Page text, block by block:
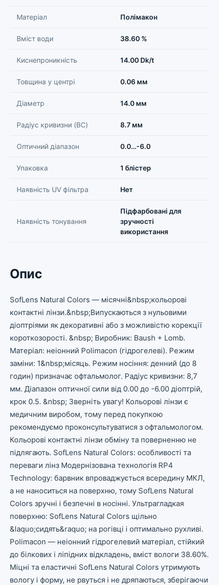
Матеріал Полімакон
Вміст води 38.60 %
Киснепроникність 14.00 Dk/t
Товщина у центрі 0.06 мм
Діаметр 14.0 мм
Радіус кривизни (BC) 8.7 мм
Оптичний діапазон 0.0…-6.0
Упаковка 1 блістер
Наявність UV фільтра Нет
Наявність тонування
Підфарбовані для
зручності
використання
Опис
SofLens Natural Colors — місячні&nbsp;кольорові
контактні лінзи.&nbsp;Випускаються з нульовими
діоптріями як декоративні або з можливістю корекції
короткозорості. &nbsp; Виробник: Baush + Lomb.
Матеріал: неіонний Polimacon (гідрогелеві). Режим
заміни: 1&nbsp;місяць. Режим носіння: денний (до 8
годин) призначає офтальмолог. Радіус кривизни: 8,7
мм. Діапазон оптичної сили від 0.00 до -6.00 діоптрій,
крок 0.5. &nbsp; Зверніть увагу! Кольорові лінзи є
медичним виробом, тому перед покупкою
рекомендуємо проконсультуватися з офтальмологом.
Кольорові контактні лінзи обміну та поверненню не
підлягають. SofLens Natural Colors: особливості та
переваги лінз Модернізована технологія RP4
Technology: барвник впроваджується всередину МКЛ,
а не наноситься на поверхню, тому SofLens Natural
Colors зручні і безпечні в носінні. Ультрагладкая
поверхню: SofLens Natural Colors щільно
&laquo;сидять&raquo; на рогівці і оптимально рухливі.
Polimacon — неіонний гідрогелевий матеріал, стійкий
до білкових і ліпідних відкладень, вміст вологи 38.60%.
Міцні та еластичні SofLens Natural Colors утримують
вологу і форму, не рвуться і не дряпаються, зберігаючи